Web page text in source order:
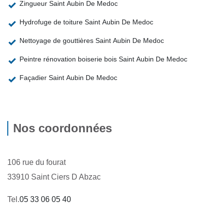
Zingueur Saint Aubin De Medoc
Hydrofuge de toiture Saint Aubin De Medoc
Nettoyage de gouttières Saint Aubin De Medoc
Peintre rénovation boiserie bois Saint Aubin De Medoc
Façadier Saint Aubin De Medoc
Nos coordonnées
106 rue du fourat
33910 Saint Ciers D Abzac
Tel.05 33 06 05 40